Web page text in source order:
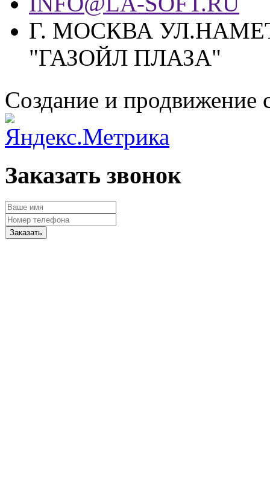
Г. МОСКВА
"ГАЗОЙЛ ПЛАЗА"
Создание и продвижение
Заказать звонок
Заказать